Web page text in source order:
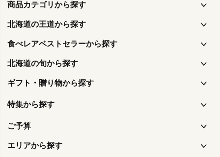
商品カテゴリから探す
北海道の王道から探す
食べレアベストセラーから探す
北海道の旬から探す
ギフト・贈り物から探す
特集から探す
ご予算
エリアから探す